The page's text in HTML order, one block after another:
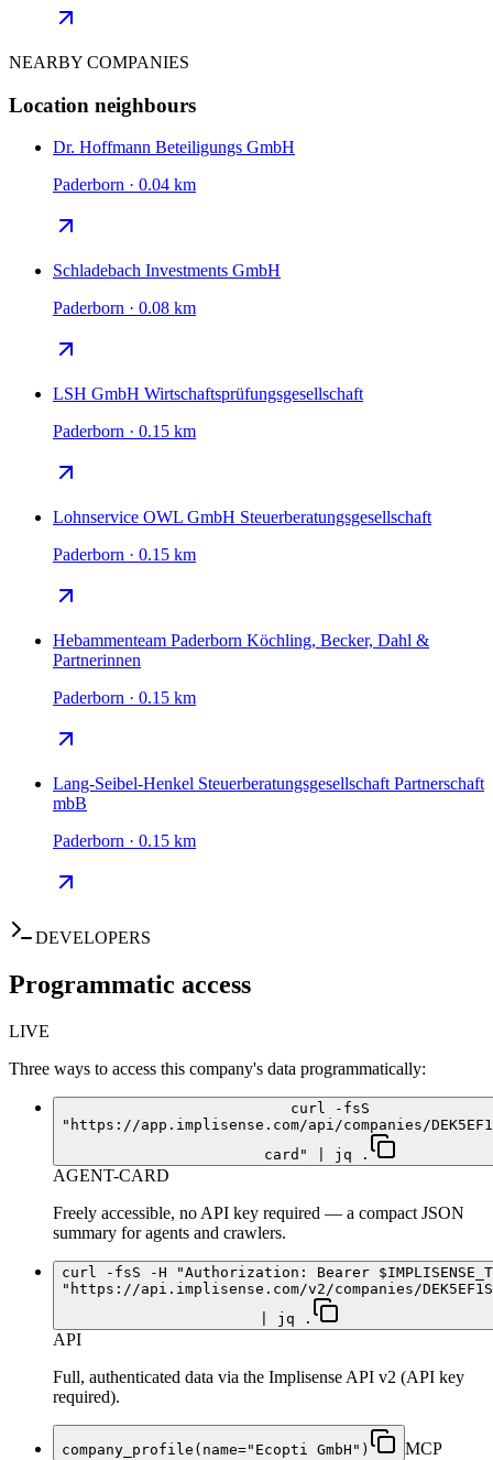
NEARBY COMPANIES
Location neighbours
Dr. Hoffmann Beteiligungs GmbH
Paderborn · 0.04 km
Schladebach Investments GmbH
Paderborn · 0.08 km
LSH GmbH Wirtschaftsprüfungsgesellschaft
Paderborn · 0.15 km
Lohnservice OWL GmbH Steuerberatungsgesellschaft
Paderborn · 0.15 km
Hebammenteam Paderborn Köchling, Becker, Dahl &
Partnerinnen
Paderborn · 0.15 km
Lang-Seibel-Henkel Steuerberatungsgesellschaft Partnerschaft
mbB
Paderborn · 0.15 km
DEVELOPERS
Programmatic access
LIVE
Three ways to access this company's data programmatically:
curl -fsS
"https://app.implisense.com/api/companies/
card" | jq .
AGENT-CARD
Freely accessible, no API key required — a compact JSON
summary for agents and crawlers.
curl -fsS -H "Authorization: Bearer
"https://api.implisense.com/v2/companies/
| jq .
API
Full, authenticated data via the Implisense API v2 (API key
required).
company_profile(name="Ecopti GmbH") MCP